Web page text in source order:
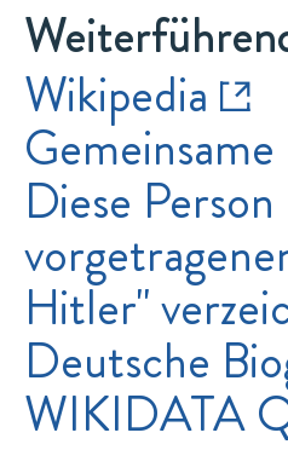
Wikipedia
Diese
Hitler"
Deutsche
WIKIDATA